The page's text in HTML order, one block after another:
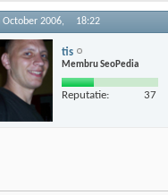
October 2006, 18:22
tis
Membru SeoPedia
Reputatie: 37